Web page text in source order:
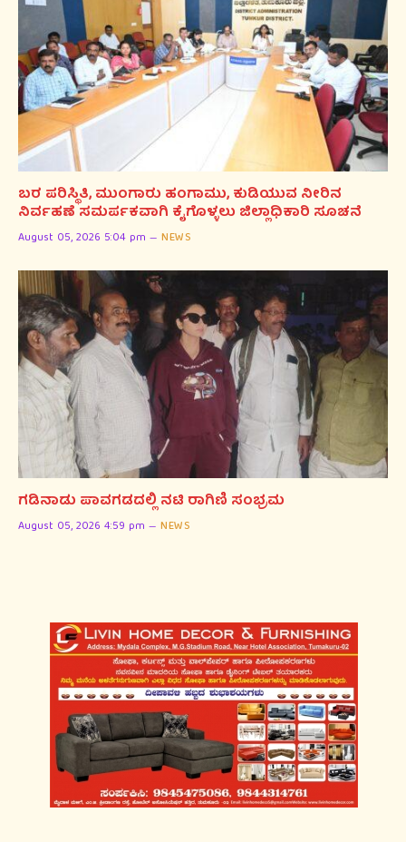
ಬರ ಪರಿಸ್ಥಿತಿ, ಮುಂಗಾರು ಹಂಗಾಮು, ಕುಡಿಯುವ ನೀರಿನ
ನಿರ್ವಹಣೆ ಸಮರ್ಪಕವಾಗಿ ಕೈಗೊಳ್ಳಲು ಜಿಲ್ಲಾಧಿಕಾರಿ ಸೂಚನೆ
August 05, 2026 5:04 pm NEWS
ಗಡಿನಾಡು ಪಾವಗಡದಲ್ಲಿ ನಟಿ ರಾಗಿಣಿ ಸಂಭ್ರಮ
August 05, 2026 4:59 pm NEWS